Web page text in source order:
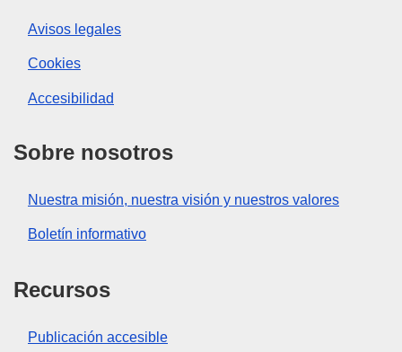
Avisos legales
Cookies
Accesibilidad
Sobre nosotros
Nuestra misión, nuestra visión y nuestros valores
Boletín informativo
Recursos
Publicación accesible